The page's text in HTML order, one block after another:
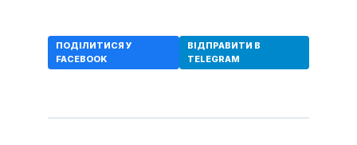
ПОДІЛИТИСЯ У
FACEBOOK
ВІДПРАВИТИ В
TELEGRAM